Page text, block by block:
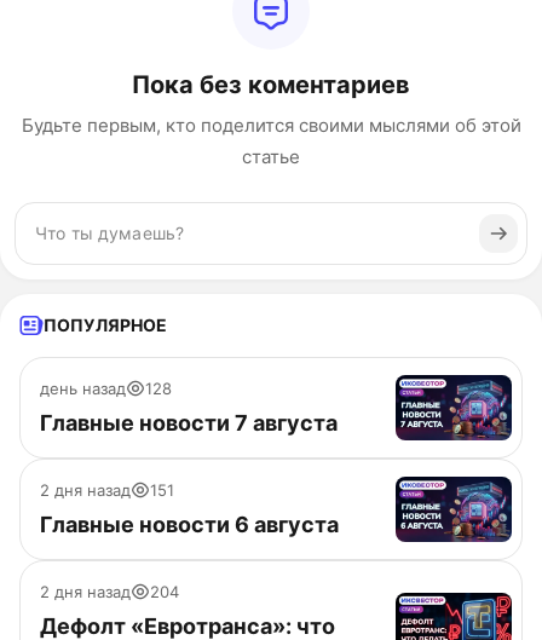
Пока без коментариев
Будьте первым, кто поделится своими мыслями об этой
статье
ПОПУЛЯРНОЕ
день назад 128
Главные новости 7 августа
2 дня назад 151
Главные новости 6 августа
2 дня назад 204
Дефолт «Евротранса»: что